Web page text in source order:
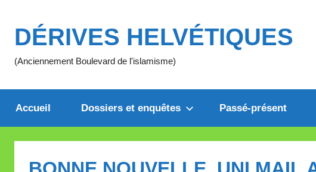
contenu
DÉRIVES HELVÉTIQUES
(Anciennement Boulevard de l'islamisme)
Accueil Dossiers et enquêtes Passé-présent